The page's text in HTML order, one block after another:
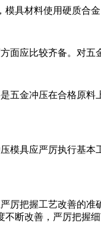
具材料使用硬质合
面应比较齐备。对五
五金冲压在合格原
模具应严厉执行基
厉把握工艺改善的
断改善，严厉把握